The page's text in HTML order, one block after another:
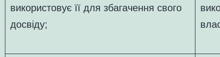
використовує її для збагачення свого
досвіду;